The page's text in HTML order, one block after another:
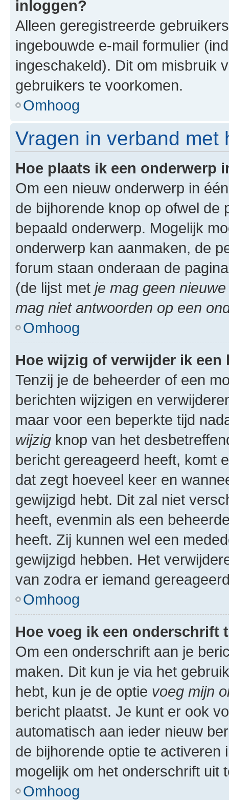
inloggen?
Alleen geregistreerde
ingebouwde e-mail formulier
ingeschakeld). Dit om misbruik
gebruikers te voorkomen.
Omhoog
Vragen in verband met
Hoe plaats ik een onderwerp
Om een nieuw onderwerp in
de bijhorende knop op ofwel de
bepaald onderwerp. Mogelijk
onderwerp kan aanmaken, de
forum staan onderaan de
(de lijst met je mag geen
mag niet antwoorden op een
Omhoog
Hoe wijzig of verwijder ik een
Tenzij je de beheerder of een
berichten wijzigen en
maar voor een beperkte tijd
wijzig knop van het
bericht gereageerd heeft, komt
dat zegt hoeveel keer en
gewijzigd hebt. Dit zal niet
heeft, evenmin als een
heeft. Zij kunnen wel een
gewijzigd hebben. Het
van zodra er iemand
Omhoog
Hoe voeg ik een onderschrift
Om een onderschrift aan je
maken. Dit kun je via het
hebt, kun je de optie voeg mijn
bericht plaatst. Je kunt er ook
automatisch aan ieder nieuw
de bijhorende optie te
mogelijk om het onderschrift uit
Omhoog